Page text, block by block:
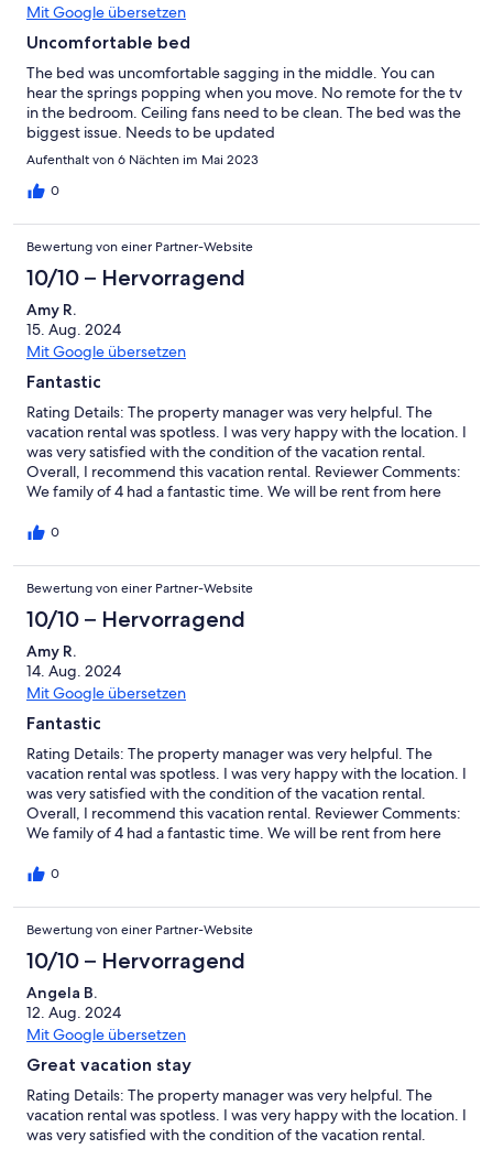
Mit Google übersetzen
Uncomfortable bed
The bed was uncomfortable sagging in the middle. You can
hear the springs popping when you move. No remote for the tv
in the bedroom. Ceiling fans need to be clean. The bed was the
biggest issue. Needs to be updated
Aufenthalt von 6 Nächten im Mai 2023
0
Bewertung von einer Partner-Website
10/10 – Hervorragend
Amy R.
15. Aug. 2024
Mit Google übersetzen
Fantastic
Rating Details: The property manager was very helpful. The
vacation rental was spotless. I was very happy with the location. I
was very satisfied with the condition of the vacation rental.
Overall, I recommend this vacation rental. Reviewer Comments:
We family of 4 had a fantastic time. We will be rent from here
0
Bewertung von einer Partner-Website
10/10 – Hervorragend
Amy R.
14. Aug. 2024
Mit Google übersetzen
Fantastic
Rating Details: The property manager was very helpful. The
vacation rental was spotless. I was very happy with the location. I
was very satisfied with the condition of the vacation rental.
Overall, I recommend this vacation rental. Reviewer Comments:
We family of 4 had a fantastic time. We will be rent from here
0
Bewertung von einer Partner-Website
10/10 – Hervorragend
Angela B.
12. Aug. 2024
Mit Google übersetzen
Great vacation stay
Rating Details: The property manager was very helpful. The
vacation rental was spotless. I was very happy with the location. I
was very satisfied with the condition of the vacation rental.